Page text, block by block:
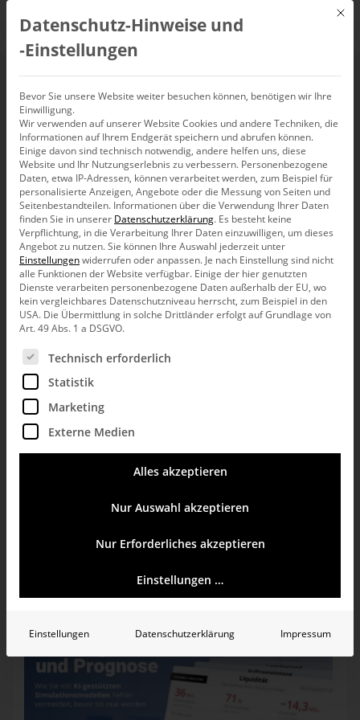
Permasentrisch
Landkarten für Landdaten
Immer da geht auch elektrisch. Permanent präsent mit Strom.
Gucken statt klicken. Und Daten wie sie gerade sind. Schau
mal.
Quelle: Escotea, Foto: ich.
Warteschlangen mit Männeken hatten wir schon. Hier ist
wie viel Zeit für wie weit. Zwei Städte, zwei Richtungen.
„mn“ für Minuten. „h“ für Stunde. Kurz und knack.
Samstag, 28. Februar 2015
Mehr anzeigen
Veranstaltungs-Tipp
Mit
Datenschutz-Hinweise und
‑Einstellungen
Bevor Sie unsere Website weiter besuchen können, benötigen wir Ihre
Einwilligung.
Wir verwenden auf unserer Website Cookies und andere Techniken, die
Informationen auf Ihrem Endgerät speichern und abrufen können.
Einige davon sind technisch notwendig, andere helfen uns, diese
Website und Ihr Nutzungserlebnis zu verbessern. Personenbezogene
Daten, etwa IP-Adressen, können verarbeitet werden, zum Beispiel für
personalisierte Anzeigen, Angebote oder die Messung von Seiten und
Seitenbestandteilen. Informationen über die Verwendung Ihrer Daten
finden Sie in unserer Datenschutzerklärung. Es besteht keine
Verpflichtung, in die Verarbeitung Ihrer Daten einzuwilligen, um dieses
Angebot zu nutzen.Sie können Ihre Auswahl jederzeit unter
Einstellungenwiderrufen oder anpassen. Je nach Einstellung sind nicht
alle Funktionen der Website verfügbar. Einige der hier genutzten
Dienste verarbeiten personenbezogene Daten außerhalb der EU, wo
kein vergleichbares Datenschutzniveau herrscht, zum Beispiel in den
USA. Die Übermittlung in solche Drittländer erfolgt auf Grundlage von
Art. 49 Abs. 1 a DSGVO.
Es folgt eine Liste der Service-Gruppen, für die eine
Technisch erforderlich
Statistik
Marketing
Externe Medien
Alles akzeptieren
Nur Auswahl akzeptieren
Nur Erforderliches akzeptieren
Einstellungen …
Einstellungen Datenschutzerklärung Impressum